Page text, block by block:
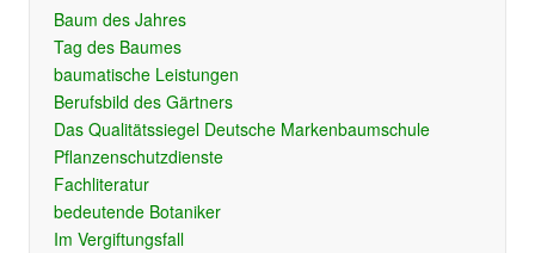
Baum des Jahres
Tag des Baumes
baumatische Leistungen
Berufsbild des Gärtners
Das Qualitätssiegel Deutsche Markenbaumschule
Pflanzenschutzdienste
Fachliteratur
bedeutende Botaniker
Im Vergiftungsfall